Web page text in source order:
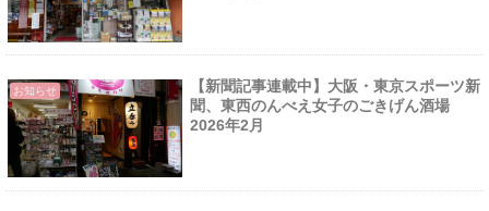
お知らせ
【新聞記事連載中】大阪・東京スポーツ新
聞、東西のんべえ女子のごきげん酒場
2026年2月